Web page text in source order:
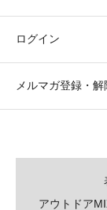
ログイン
メルマガ登録・解
アウトドア